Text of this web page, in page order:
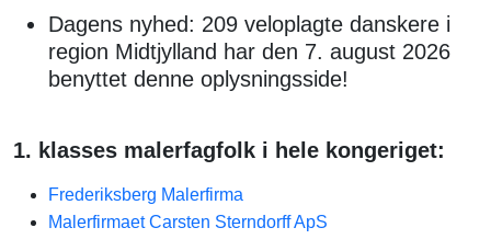
Dagens nyhed: 209 veloplagte danskere i
region Midtjylland har den 7. august 2026
benyttet denne oplysningsside!
1. klasses malerfagfolk i hele kongeriget:
Frederiksberg Malerfirma
Malerfirmaet Carsten Sterndorff ApS